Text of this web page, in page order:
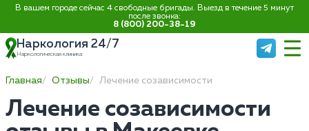
В вашем городе сейчас 4 свободные бригады. Выезд в течение 5 минут
после звонка:
8 (800) 200-38-19
Наркология 24/7
Наркологическая клиника
Главная Отзывы Лечение созависимости
Лечение созависимости